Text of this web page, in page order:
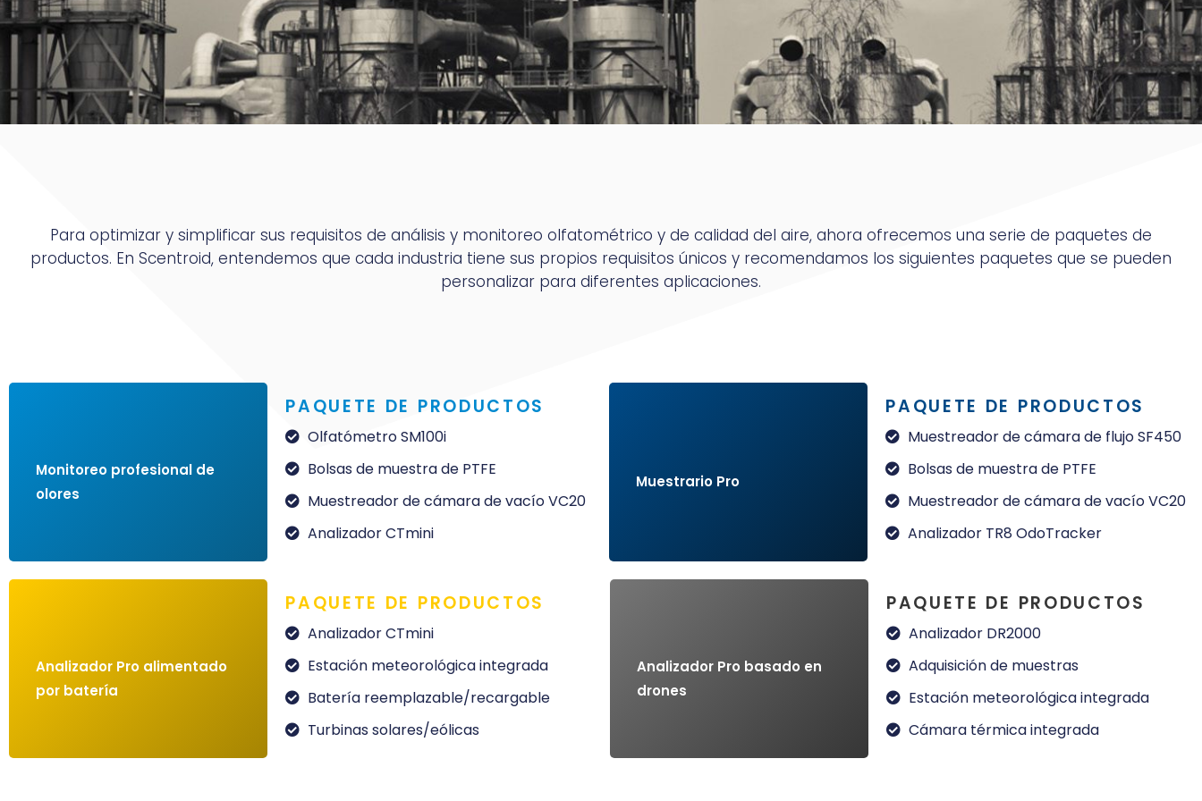
Para optimizar y simplificar sus requisitos de análisis y monitoreo olfatométrico y de calidad del aire, ahora ofrecemos una serie de paquetes de
productos. En Scentroid, entendemos que cada industria tiene sus propios requisitos únicos y recomendamos los siguientes paquetes que se pueden
personalizar para diferentes aplicaciones.
Monitoreo profesional de
olores
Más información
PAQUETE DE PRODUCTOS
Olfatómetro SM100i
Bolsas de muestra de PTFE
Muestreador de cámara de vacío VC20
Analizador CTmini
Muestrario Pro
PAQUETE DE PRODUCTOS
Muestreador de cámara de flujo SF450
Bolsas de muestra de PTFE
Muestreador de cámara de vacío VC20
Analizador TR8 OdoTracker
Analizador Pro alimentado
por batería
Más información
PAQUETE DE PRODUCTOS
Analizador CTmini
Estación meteorológica integrada
Batería reemplazable/recargable
Turbinas solares/eólicas
Analizador Pro basado en
drones
Más información
PAQUETE DE PRODUCTOS
Analizador DR2000
Adquisición de muestras
Estación meteorológica integrada
Cámara térmica integrada